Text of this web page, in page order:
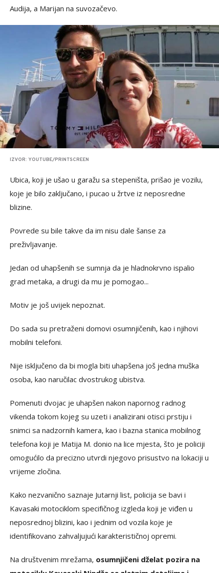
Audija, a Marijan na suvozačevo.
IZVOR: YOUTUBE/PRINTSCREEN
Ubica, koji je ušao u garažu sa stepeništa, prišao je vozilu,
koje je bilo zaključano, i pucao u žrtve iz neposredne
blizine.
Povrede su bile takve da im nisu dale šanse za
preživljavanje.
Jedan od uhapšenih se sumnja da je hladnokrvno ispalio
grad metaka, a drugi da mu je pomogao...
Motiv je još uvijek nepoznat.
Do sada su pretraženi domovi osumnjičenih, kao i njihovi
mobilni telefoni.
Nije isključeno da bi mogla biti uhapšena još jedna muška
osoba, kao naručilac dvostrukog ubistva.
Pomenuti dvojac je uhapšen nakon napornog radnog
vikenda tokom kojeg su uzeti i analizirani otisci prstiju i
snimci sa nadzornih kamera, kao i bazna stanica mobilnog
telefona koji je Matija M. donio na lice mjesta, što je policiji
omogućilo da precizno utvrdi njegovo prisustvo na lokaciji u
vrijeme zločina.
Kako nezvanično saznaje Jutarnji list, policija se bavi i
Kavasaki motociklom specifičnog izgleda koji je viđen u
neposrednoj blizini, kao i jednim od vozila koje je
identifikovano zahvaljujući karakterističnoj opremi.
Na društvenim mrežama, osumnjičeni dželat pozira na